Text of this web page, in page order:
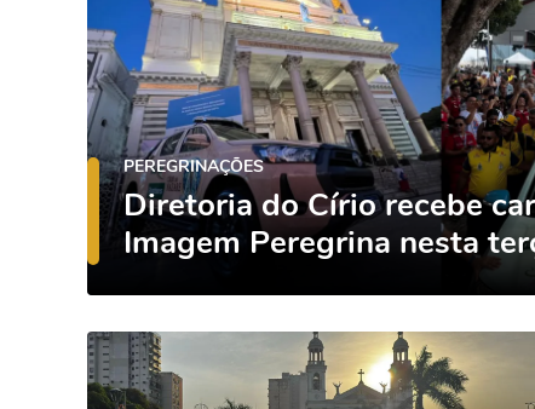
PEREGRINAÇÕES
Diretoria do Círio recebe
Imagem Peregrina nesta